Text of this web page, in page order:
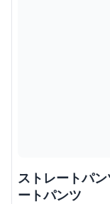
ストレートパ
ートパンツ